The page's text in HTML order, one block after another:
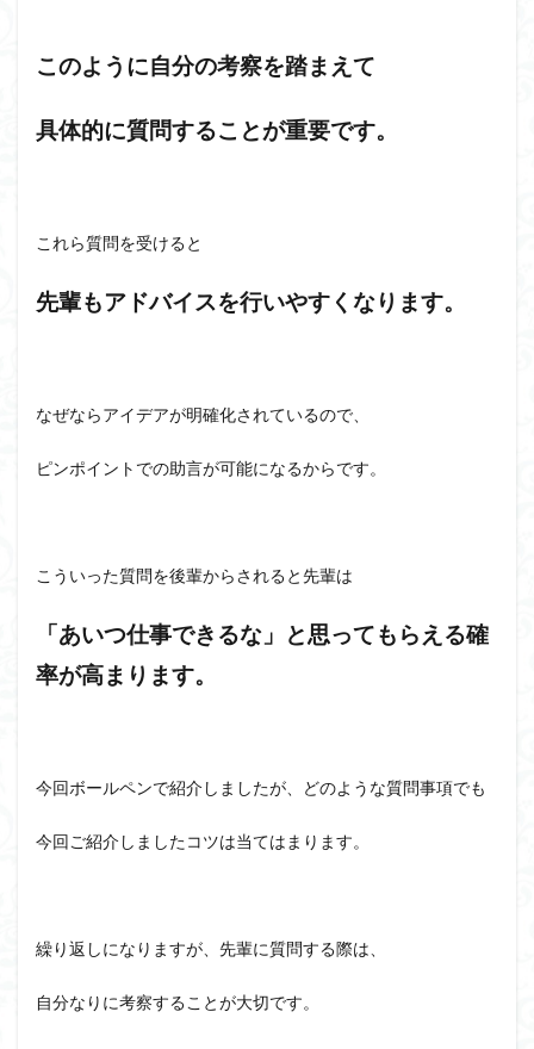
このように自分の考察を踏まえて
具体的に質問することが重要です。
これら質問を受けると
先輩もアドバイスを行いやすくなります。
なぜならアイデアが明確化されているので、
ピンポイントでの助言が可能になるからです。
こういった質問を後輩からされると先輩は
「あいつ仕事できるな」と思ってもらえる確
率が高まります。
今回ボールペンで紹介しましたが、どのような質問事項でも
今回ご紹介しましたコツは当てはまります。
繰り返しになりますが、先輩に質問する際は、
自分なりに考察することが大切です。